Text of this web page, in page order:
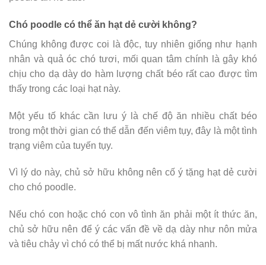
Chó poodle có thể ăn hạt dẻ cười không?
Chúng không được coi là độc, tuy nhiên giống như hạnh
nhân và quả óc chó tươi, mối quan tâm chính là gây khó
chịu cho dạ dày do hàm lượng chất béo rất cao được tìm
thấy trong các loại hạt này.
Một yếu tố khác cần lưu ý là chế độ ăn nhiều chất béo
trong một thời gian có thể dẫn đến viêm tụy, đây là một tình
trạng viêm của tuyến tụy.
Vì lý do này, chủ sở hữu không nên cố ý tặng hạt dẻ cười
cho chó poodle.
Nếu chó con hoặc chó con vô tình ăn phải một ít thức ăn,
chủ sở hữu nên để ý các vấn đề về dạ dày như nôn mửa
và tiêu chảy vì chó có thể bị mất nước khá nhanh.